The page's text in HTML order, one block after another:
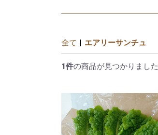
全て | エアリーサンチュ
1件の商品が見つかりました